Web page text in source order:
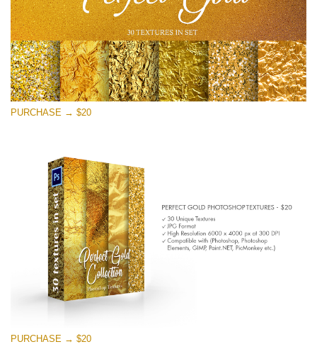
Entire Collection
(1783 Overlays)
Large 6000*4000px
Free download
PURCHASE → $20
PURCHASE → $20